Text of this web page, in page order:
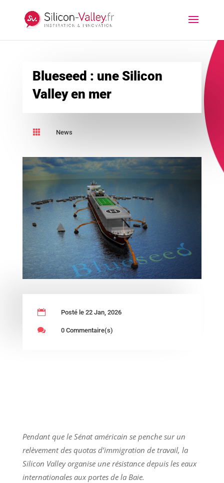
Blueseed : une Silicon
Valley en mer
 News
 Posté le 22 Jan, 2026
 0 Commentaire(s)
Pendant que le Sénat américain se penche sur un
relèvement des quotas d’immigration de travail, la
Silicon Valley organise une résistance depuis les eaux
internationales aux portes de la Baie.